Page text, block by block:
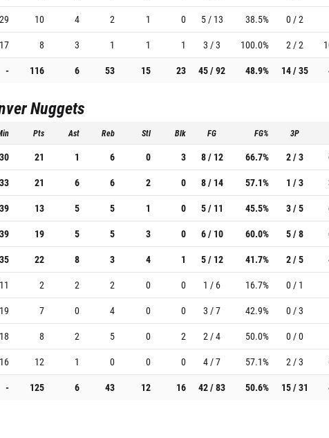
29 10 4 2 1 0 5 / 13 38.5% 0 / 2
17 8 3 1 1 1 3 / 3 100.0% 2 / 2
- 116 6 53 15 23 45 / 92 48.9% 14 / 35
Nuggets
Pts Ast Reb Stl Blk FG FG% 3P
30 21 1 6 0 3 8 / 12 66.7% 2 / 3
33 21 6 6 2 0 8 / 14 57.1% 1 / 3
39 13 5 5 1 0 5 / 11 45.5% 3 / 5
39 19 5 5 3 0 6 / 10 60.0% 5 / 8
35 22 8 3 4 1 5 / 12 41.7% 2 / 5
11 2 2 2 0 0 1 / 6 16.7% 0 / 1
19 7 0 4 0 0 3 / 7 42.9% 0 / 3
18 8 2 5 0 2 2 / 4 50.0% 0 / 0
16 12 1 0 0 0 4 / 7 57.1% 2 / 3
- 125 6 43 12 16 42 / 83 50.6% 15 / 31